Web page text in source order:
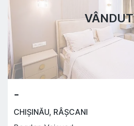
VÂNDUT
-
CHIȘINĂU, RÂȘCANI